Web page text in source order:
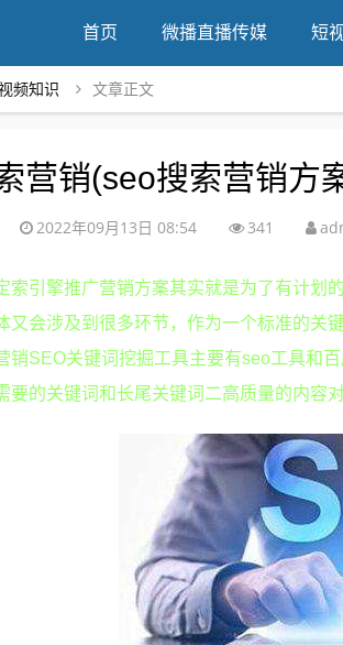
首页 微播直播传媒 短
频知识 文章正文
营销(seo搜索营销方
2022年09月13日 08:54 341
索引擎推广营销方案其实就是为了有计划
又会涉及到很多环节，作为一个标准的关
销SEO关键词挖掘工具主要有seo工具和
要的关键词和长尾关键词二高质量的内容